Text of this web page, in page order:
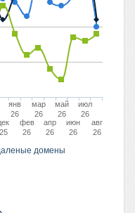
домены
25
янв
26
фев
26
мар
26
апр
26
май
26
июн
26
июл
26
авг
26